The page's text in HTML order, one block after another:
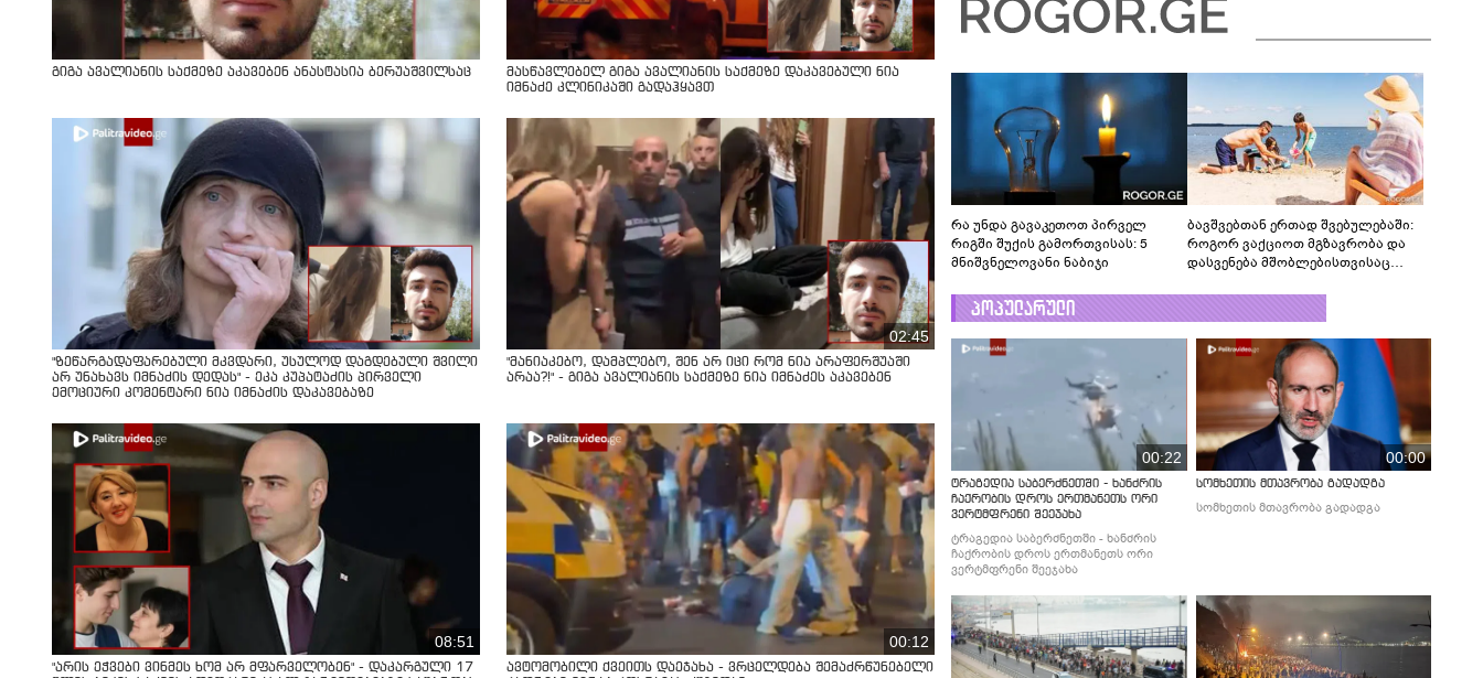
გიგა ავალიანის საქმეზე აკავებენ ანასტასია ბერუაშვილსაც
მასწავლებელ გიგა ავალიანის საქმეზე დაკავებული ნია
იმნაძე კლინიკაში გადაჰყავთ
"ზეწარგადაფარებული მკვდარი, უსულოდ დაგდებული შვილი
არ უნახავს იმნაძის დედას" - ეკა კუპატაძის პირველი
ემოციური კომენტარი ნია იმნაძის დაკავებაზე
02:45
"მანიაკებო, დამპლებო, შენ არ იცი რომ ნია არაფერშუაში
არაა?!" - გიგა ავალიანის საქმეზე ნია იმნაძეს აკავებენ
08:51
"არის ეჭვები ვინმეს ხომ არ მფარველობენ" - დაკარგული 17
00:12
ავტომობილი ქვეითს დაეჯახა - ვრცელდება შემაძრწუნებელი
მუშაობს“
რა უნდა გავაკეთოთ პირველ
რიგში შუქის გამორთვისას: 5
მნიშვნელოვანი ნაბიჯი
ბავშვებთან ერთად შვებულებაში:
როგორ ვაქციოთ მგზავრობა და
დასვენება მშობლებისთვისაც
პოპულარული
00:22
ტრაგედია საბერძნეთში - ხანძრის
ჩაქრობის დროს ერთმანეთს ორი
ვერტმფრენი შეეჯახა
ტრაგედია საბერძნეთში - ხანძრის
ჩაქრობის დროს ერთმანეთს ორი
ვერტმფრენი შეეჯახა
00:00
სომხეთის მთავრობა გადადგა
სომხეთის მთავრობა გადადგა